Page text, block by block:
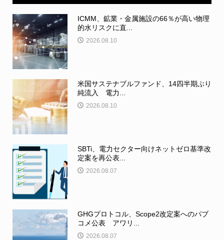
ICMM、鉱業・金属施設の66％が高い物理
的水リスクに直...
2026.08.10
米国サステナブルファンド、14四半期ぶり
純流入 電力...
2026.08.10
SBTi、電力セクター向けネットゼロ基準改
定案を再公表...
2026.08.07
GHGプロトコル、Scope2改定案へのパブ
コメ公表 アワリ...
2026.08.07